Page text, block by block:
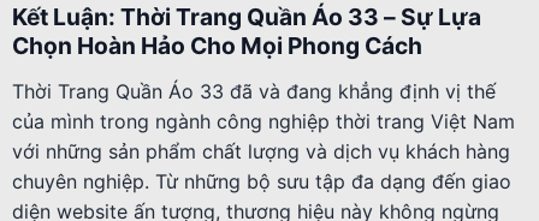
Kết Luận: Thời Trang Quần Áo 33 – Sự Lựa
Chọn Hoàn Hảo Cho Mọi Phong Cách
Thời Trang Quần Áo 33 đã và đang khẳng định vị thế
của mình trong ngành công nghiệp thời trang Việt Nam
với những sản phẩm chất lượng và dịch vụ khách hàng
chuyên nghiệp. Từ những bộ sưu tập đa dạng đến giao
diện website ấn tượng, thương hiệu này không ngừng